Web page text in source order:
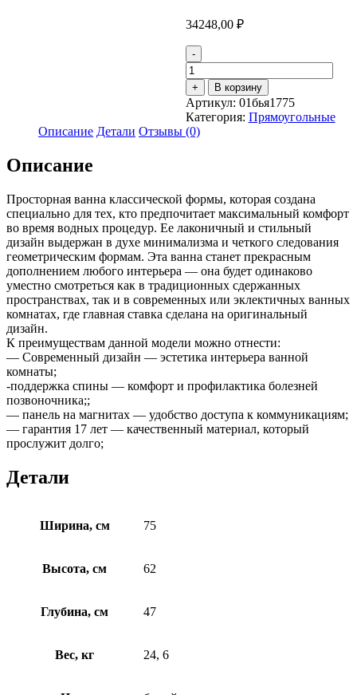
34248,00 ₽
-
Количество
товара
Ванна
Marka
One
BIANCA
+ В корзину
Артикул: 01бья1775
Категория: Прямоугольные
Описание Детали Отзывы (0)
Описание
Просторная ванна классической формы, которая создана
специально для тех, кто предпочитает максимальный комфорт
во время водных процедур. Ее лаконичный и стильный
дизайн выдержан в духе минимализма и четкого следования
геометрическим формам. Эта ванна станет прекрасным
дополнением любого интерьера — она будет одинаково
уместно смотреться как в традиционных сдержанных
пространствах, так и в современных или эклектичных ванных
комнатах, где главная ставка сделана на оригинальный
дизайн.
К преимуществам данной модели можно отнести:
— Современный дизайн — эстетика интерьера ванной
комнаты;
-поддержка спины — комфорт и профилактика болезней
позвоночника;;
— панель на магнитах — удобство доступа к коммуникациям;
— гарантия 17 лет — качественный материал, который
прослужит долго;
Детали
Ширина, см 75
Высота, см 62
Глубина, см 47
Вес, кг 24, 6